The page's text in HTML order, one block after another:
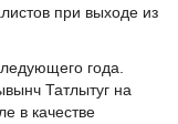
при выходе из
года.
Татлытуг на
в качестве